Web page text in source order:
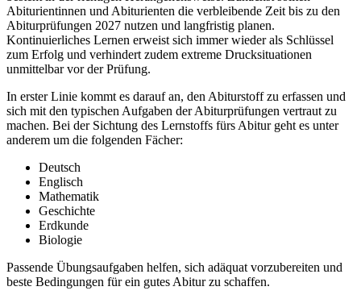
Abiturientinnen und Abiturienten die verbleibende Zeit bis zu den
Abiturprüfungen 2027 nutzen und langfristig planen.
Kontinuierliches Lernen erweist sich immer wieder als Schlüssel
zum Erfolg und verhindert zudem extreme Drucksituationen
unmittelbar vor der Prüfung.
In erster Linie kommt es darauf an, den Abiturstoff zu erfassen und
sich mit den typischen Aufgaben der Abiturprüfungen vertraut zu
machen. Bei der Sichtung des Lernstoffs fürs Abitur geht es unter
anderem um die folgenden Fächer:
Deutsch
Englisch
Mathematik
Geschichte
Erdkunde
Biologie
Passende Übungsaufgaben helfen, sich adäquat vorzubereiten und
beste Bedingungen für ein gutes Abitur zu schaffen.